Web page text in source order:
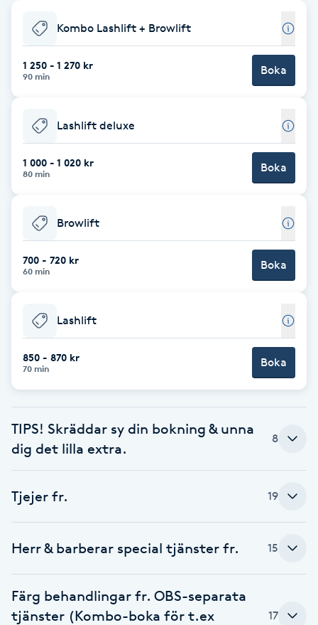
Babylights
Balayage
Barber
BIAB
Blowout
Brynfärgning
Brynplockning
C
Celluliter
Color correction
Kombo Lashlift + Browlift
1 250 - 1 270 kr
90 min Boka
Lashlift deluxe
1 000 - 1 020 kr
80 min Boka
Browlift
700 - 720 kr
60 min Boka
Lashlift
850 - 870 kr
70 min Boka
TIPS! Skräddar sy din bokning & unna
dig det lilla extra.
8
Tjejer fr. 19
Herr & barberar special tjänster fr. 15
Färg behandlingar fr. OBS-separata
tjänster (Kombo-boka för t.ex
17